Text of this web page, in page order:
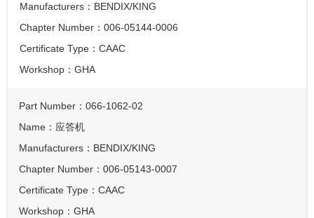
Manufacturers： BENDIX/KING
Chapter Number： 006-05144-0006
Certificate Type： CAAC
Workshop： GHA
Part Number：066-1062-02
Name： 应答机
Manufacturers： BENDIX/KING
Chapter Number：006-05143-0007
Certificate Type：CAAC
Workshop：GHA